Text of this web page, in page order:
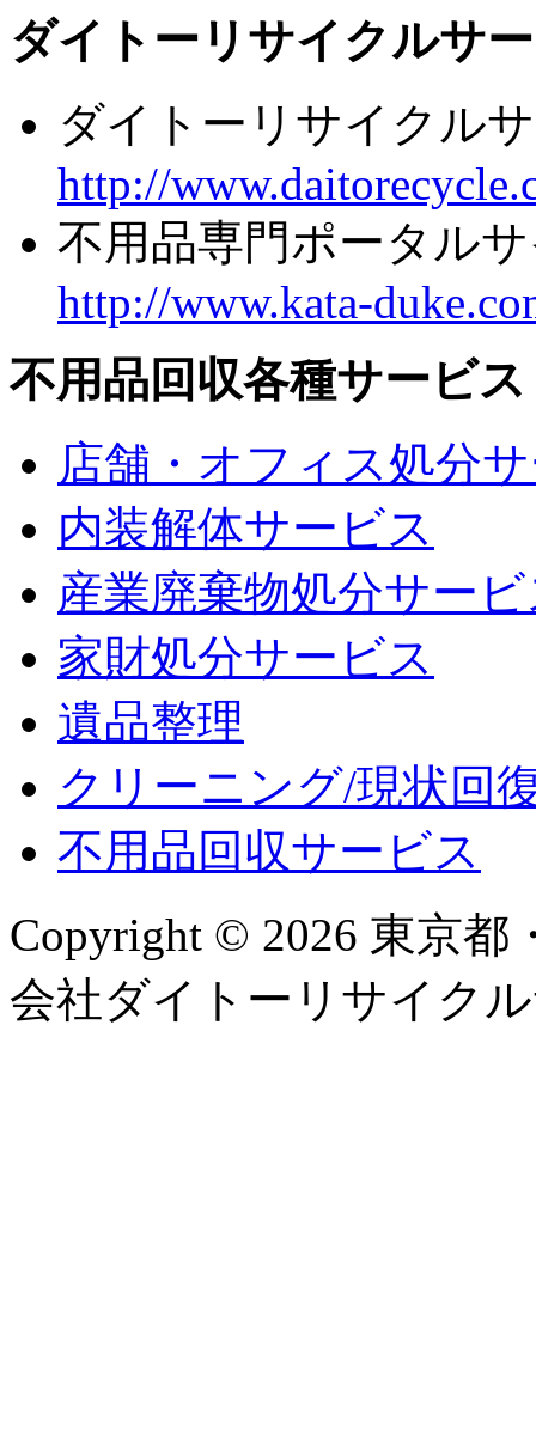
ダイトーリサイクルサ
ダイトーリサイクル
http://
不用品専門ポータル
http://www.kata-
不用品回収各種サービス
店舗・オフィス処分
内装解体サービス
産業廃棄物処分サー
家財処分サービス
遺品整理
クリーニング/現状回
不用品回収サービス
Copyright © 2026 東京都
会社ダイトーリサイク